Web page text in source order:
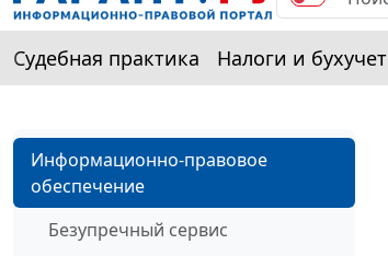
Судебная практика Налоги и бухучет
Информационно-правовое
обеспечение
Безупречный сервис